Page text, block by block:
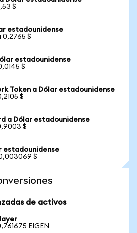
$
estadounidense
0,2765 $
estadounidense
$
Token a Dólar estadounidense
$
a Dólar estadounidense
$
estadounidense
$
de activos
EIGEN